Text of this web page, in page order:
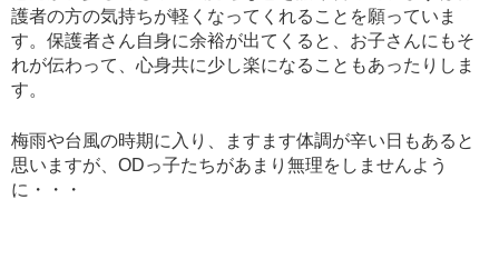
護者の方の気持ちが軽くなってくれることを願っていま
す。保護者さん自身に余裕が出てくると、お子さんにもそ
れが伝わって、心身共に少し楽になることもあったりしま
す。
梅雨や台風の時期に入り、ますます体調が辛い日もあると
思いますが、ODっ子たちがあまり無理をしませんよう
に・・・